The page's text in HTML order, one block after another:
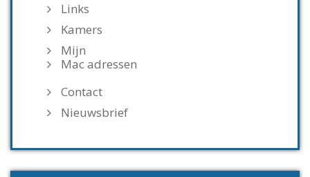
Links
Kamers
Mijn
Mac adressen
Contact
Nieuwsbrief